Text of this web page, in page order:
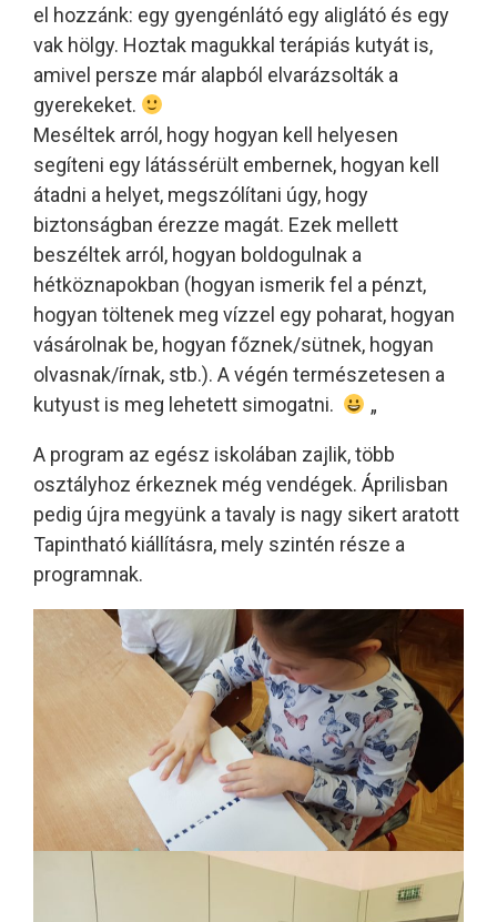
el hozzánk: egy gyengénlátó egy aliglátó és egy
vak hölgy. Hoztak magukkal terápiás kutyát is,
amivel persze már alapból elvarázsolták a
gyerekeket.
Meséltek arról, hogy hogyan kell helyesen
segíteni egy látássérült embernek, hogyan kell
átadni a helyet, megszólítani úgy, hogy
biztonságban érezze magát. Ezek mellett
beszéltek arról, hogyan boldogulnak a
hétköznapokban (hogyan ismerik fel a pénzt,
hogyan töltenek meg vízzel egy poharat, hogyan
vásárolnak be, hogyan főznek/sütnek, hogyan
olvasnak/írnak, stb.). A végén természetesen a
kutyust is meg lehetett simogatni.
„
A program az egész iskolában zajlik, több
osztályhoz érkeznek még vendégek. Áprilisban
pedig újra megyünk a tavaly is nagy sikert aratott
Tapintható kiállításra, mely szintén része a
programnak.